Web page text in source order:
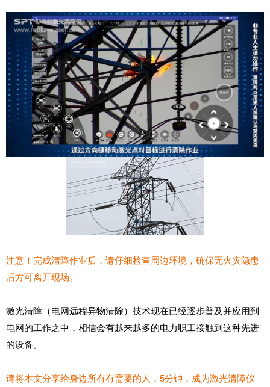
注意！完成清障作业后，请仔细检查周边环境，确保无火灾隐患
后方可离开现场。
激光清障（电网远程异物清除）技术现在已经逐步普及并应用到
电网的工作之中，相信会有越来越多的电力职工接触到这种先进
的设备。
请将本文分享给身边所有有需要的人，5分钟，成为激光清障仪